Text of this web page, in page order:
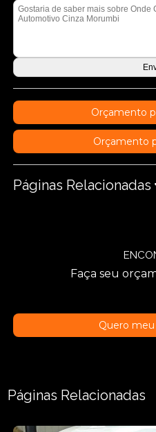
Orçamento
Orçamento
Páginas Relacionadas
Faça seu
Quero
Páginas Relacionadas